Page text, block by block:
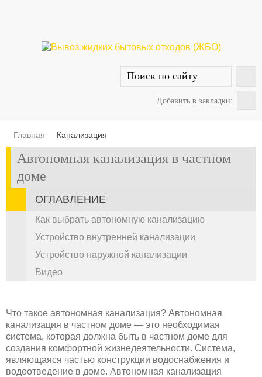
Добавить в закладки:
Главная Канализация
Автономная канализация в частном
доме
ОГЛАВЛЕНИЕ
Как выбрать автономную канализацию
Устройство внутренней канализации
Устройство наружной канализации
Видео
Что такое автономная канализация? Автономная
канализация в частном доме — это необходимая
система, которая должна быть в частном доме для
создания комфортной жизнедеятельности. Система,
являющаяся частью конструкции водоснабжения и
водоотведение в доме. Автономная канализация